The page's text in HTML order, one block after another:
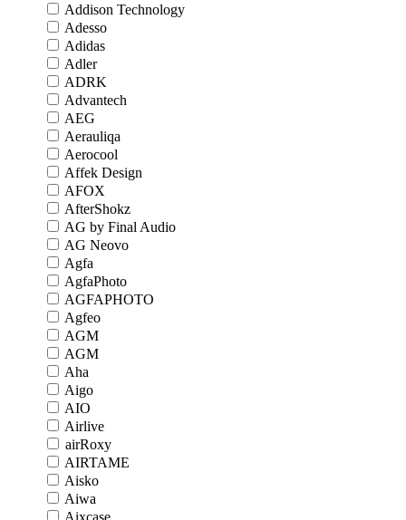
Addison Technology
Adesso
Adidas
Adler
ADRK
Advantech
AEG
Aerauliqa
Aerocool
Affek Design
AFOX
AfterShokz
AG by Final Audio
AG Neovo
Agfa
AgfaPhoto
AGFAPHOTO
Agfeo
AGM
AGM
Aha
Aigo
AIO
Airlive
airRoxy
AIRTAME
Aisko
Aiwa
Aixcase